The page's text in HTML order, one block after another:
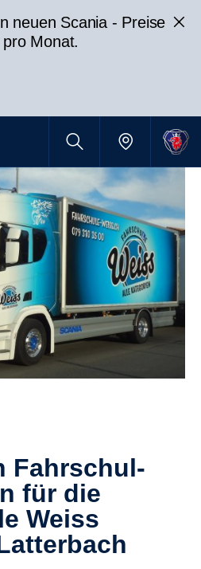
neuen Scania - Preise
pro Monat.
für die
Weiss